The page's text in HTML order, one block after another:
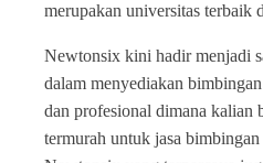
merupakan universitas terbaik
Newtonsix kini hadir menjadi
dalam menyediakan
dan profesional dimana kalian
termurah untuk jasa